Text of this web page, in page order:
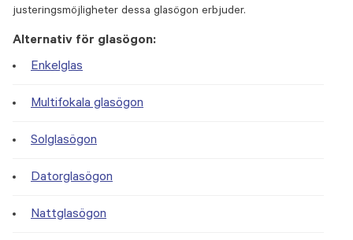
justeringsmöjligheter dessa glasögon erbjuder.
Alternativ för glasögon:
Enkelglas
Multifokala glasögon
Solglasögon
Datorglasögon
Nattglasögon